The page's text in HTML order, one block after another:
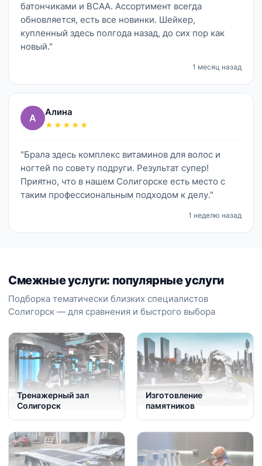
батончиками и BCAA. Ассортимент всегда
обновляется, есть все новинки. Шейкер,
купленный здесь полгода назад, до сих пор как
новый."
1 месяц назад
А Алина
★★★★★
"Брала здесь комплекс витаминов для волос и
ногтей по совету подруги. Результат супер!
Приятно, что в нашем Солигорске есть место с
таким профессиональным подходом к делу."
1 неделю назад
Смежные услуги: популярные услуги
Подборка тематически близких специалистов
Солигорск — для сравнения и быстрого выбора
Тренажерный зал
Солигорск
Изготовление
памятников